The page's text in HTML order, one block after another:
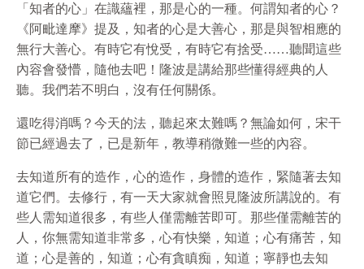
「知者的心」在識蘊裡，那是心的一種。何謂知者的心？
《阿毗達摩》提及，知者的心是大善心，那是與智相應的
無行大善心。有時它有悅受，有時它有捨受……聽聞這些
內容會發懵，隨他去吧！隆波是講給那些懂得經典的人
聽。我們若不明白，沒有任何關係。
還吃得消嗎？今天的法，聽起來太難嗎？無論如何，宋干
節已經過去了，已是新年，教導稍微難一些的內容。
去知道所有的造作，心的造作，身體的造作，緊隨著去知
道它們。去修行，有一天大家就會照見隆波所講說的。有
些人需知道很多，有些人僅需離苦即可。那些僅需離苦的
人，你無需知道非常多，心有快樂，知道；心有痛苦，知
道；心是善的，知道；心有貪瞋痴，知道；寧靜也去知